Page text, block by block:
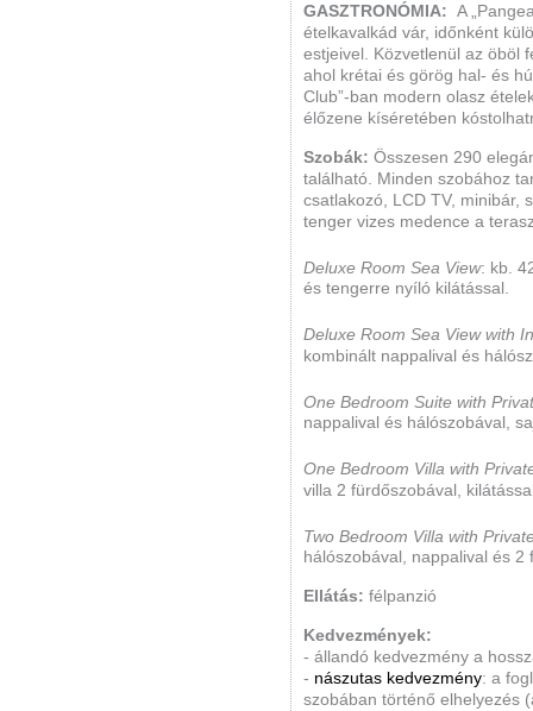
GASZTRONÓMIA: A
ételkavalkád vár, időnként
estjeivel. Közvetlenül az öböl
ahol krétai és görög hal- és
Club”-ban modern olasz
élőzene kíséretében
Szobák: Összesen 290
található. Minden szobához
csatlakozó, LCD TV, minibár,
tenger vizes medence a
Deluxe Room Sea View: kb.
és tengerre nyíló kilátással.
Deluxe Room Sea View with
kombinált nappalival és
One Bedroom Suite with
nappalival és hálószobával,
One Bedroom Villa with
villa 2 fürdőszobával,
Two Bedroom Villa with
hálószobával, nappalival és
Ellátás: félpanzió
Kedvezmények:
- állandó kedvezmény a
- nászutas kedvezmény: a
szobában történő elhelyezés